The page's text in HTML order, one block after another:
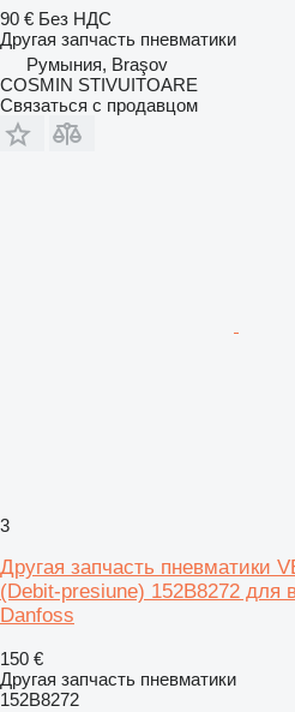
90 € Без НДС
Другая запчасть пневматики
Румыния, Braşov
COSMIN STIVUITOARE
Связаться с продавцом
3
Другая запчасть пневматики
(Debit-presiune) 152B8272 для
Danfoss
150 €
Другая запчасть пневматики
152B8272